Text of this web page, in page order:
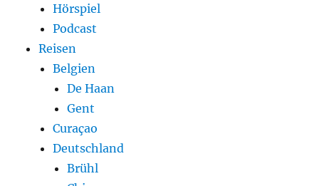
Hörspiel
Podcast
Reisen
Belgien
De Haan
Gent
Curaçao
Deutschland
Brühl